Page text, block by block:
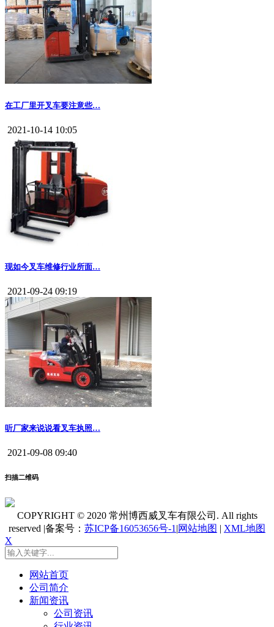
在工厂里开叉车要注意些…
2021-10-14 10:05
现如今叉车维修行业所面…
2021-09-24 09:19
听厂家来说说看叉车执照…
2021-09-08 09:40
扫描二维码
COPYRIGHT © 2020 常州博西威叉车有限公司. All rights
reserved |备案号： 苏ICP备16053656号-1 |网站地图 | XML地图
X
网站首页
公司简介
新闻资讯
公司资讯